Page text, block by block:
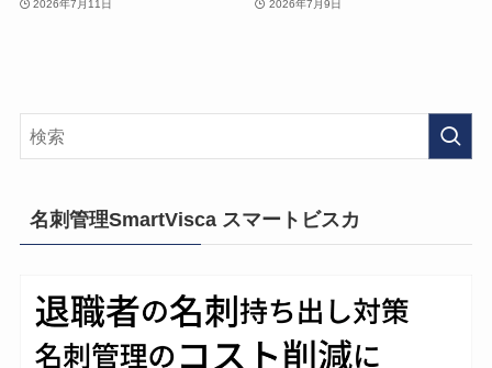
2026年7月11日 2026年7月9日
名刺管理SmartVisca スマートビスカ